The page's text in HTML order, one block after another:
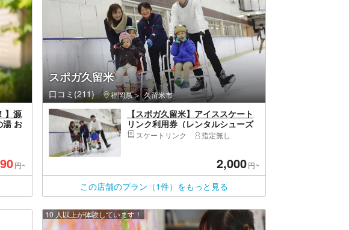
】源
湯 お
利
円~
スポガ久留米
口コミ(211) 福岡県 久留米市
【スポガ久留米】アイススケート
リンク利用券（レンタルシューズ
込）スケートリンク 指定無し
2,000円~
この店舗のプラン（1件）をもっと見る
10 人以上が体験しています！